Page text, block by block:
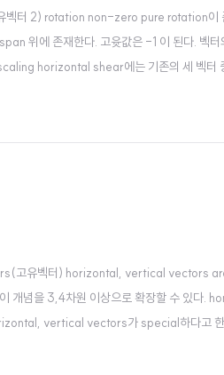
터 2) rotation non-zero pure rotation이
위에 존재한다. 고윳값은 -1 이 된다. 벡
horizontal shear에는 기존의 세 벡터
고유벡터) horizontal, vertical vectors
개념을 3,4차원 이상으로 확장할 수 있다.
vertical vectors가 special하다고